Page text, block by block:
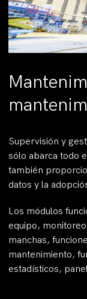
Supervisión y
sólo abarca todo
también
datos y la
Los módulos
equipo,
manchas,
mantenimiento,
estadísticos,